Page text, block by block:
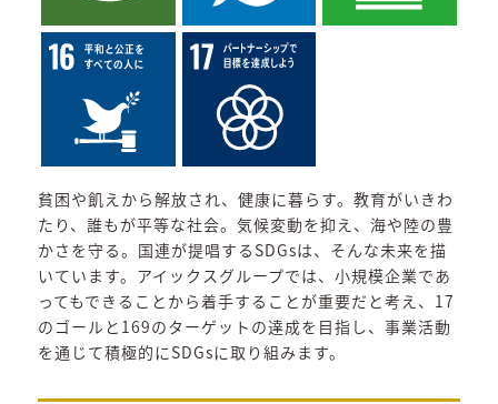
貧困や飢えから解放され、健康に暮らす。教育がいきわ
たり、誰もが平等な社会。気候変動を抑え、海や陸の豊
かさを守る。国連が提唱するSDGsは、そんな未来を描
いています。アイックスグループでは、小規模企業であ
ってもできることから着手することが重要だと考え、17
のゴールと169のターゲットの達成を目指し、事業活動
を通じて積極的にSDGsに取り組みます。